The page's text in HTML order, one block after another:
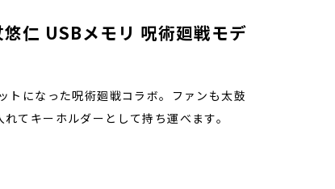
仁 USBメモリ 呪術廻戦モデ
トになった呪術廻戦コラボ。ファンも太鼓
てキーホルダーとして持ち運べます。